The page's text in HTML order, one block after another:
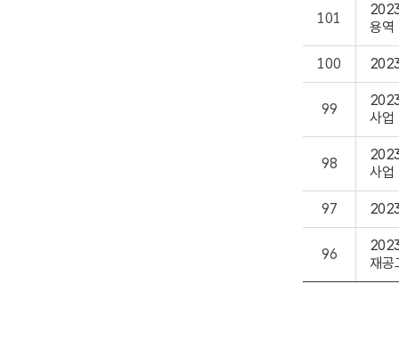
101
용역
100
99
사업
98
사업
97
96
재공